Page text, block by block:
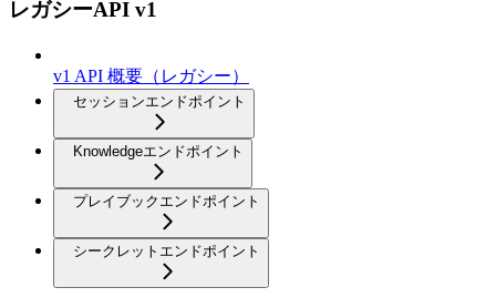
レガシーAPI v1
v1 API 概要（レガシー）
セッションエンドポイント
Knowledgeエンドポイント
プレイブックエンドポイント
シークレットエンドポイント